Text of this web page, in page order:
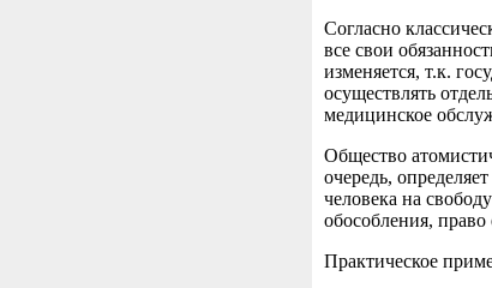
Согласно
все свои
изменяется, т.к.
осуществлять
медицинское
Общество
очередь,
человека на
обособления,
Практическое